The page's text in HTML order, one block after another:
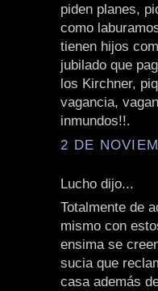
piden planes,
como
tienen hijos
jubilado que
los Kirchner,
vagancia,
inmundos!!.
2 DE
Lucho dijo...
Totalmente de
mismo con
ensima se
sucia que
casa además